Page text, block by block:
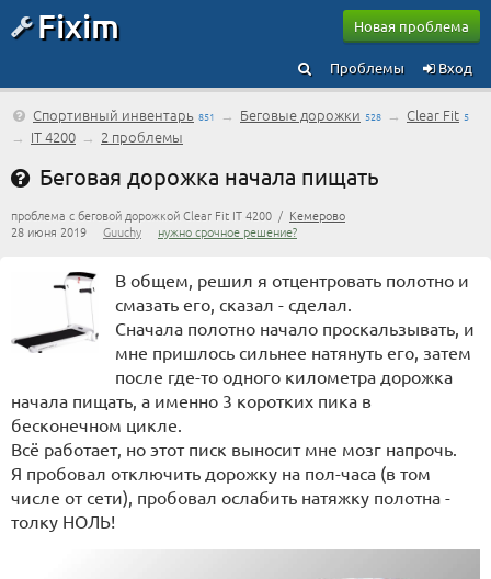
Fixim Новая проблема
Вход
Проблемы
Спортивный инвентарь 851 → Беговые дорожки 528 → Clear Fit 5
→ IT 4200 → 2 проблемы
Беговая дорожка начала пищать
проблема с беговой дорожкой Clear Fit IT 4200 / Кемерово
28 июня 2019 Guuchy нужно срочное решение?
В общем, решил я отцентровать полотно и
смазать его, сказал - сделал.
Сначала полотно начало проскальзывать, и
мне пришлось сильнее натянуть его, затем
после где-то одного километра дорожка
начала пищать, а именно 3 коротких пика в
бесконечном цикле.
Всё работает, но этот писк выносит мне мозг напрочь.
Я пробовал отключить дорожку на пол-часа (в том
числе от сети), пробовал ослабить натяжку полотна -
толку НОЛЬ!